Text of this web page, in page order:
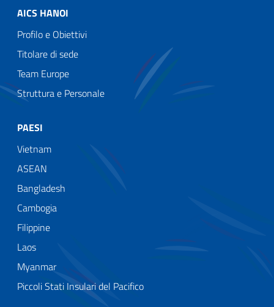
AICS HANOI
Profilo e Obiettivi
Titolare di sede
Team Europe
Struttura e Personale
PAESI
Vietnam
ASEAN
Bangladesh
Cambogia
Filippine
Laos
Myanmar
Piccoli Stati Insulari del Pacifico